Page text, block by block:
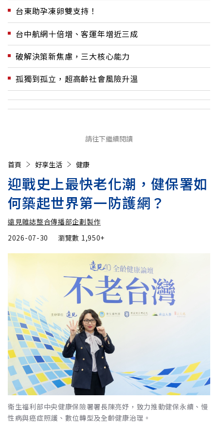
台東助孕凍卵雙支持！
台中航網十倍增、客運年增近三成
破解決策新焦慮，三大核心能力
孤獨到孤立，超高齡社會風險升溫
請往下繼續閱讀
首頁 好享生活 健康
迎戰史上最快老化潮，健保署如
何築起世界第一防護網？
遠見雜誌整合傳播部企劃製作
2026-07-30
瀏覽數 1,950+
衛生福利部中央健康保險署署長陳亮妤，致力推動健保永續、慢
性病與癌症照護、數位轉型及全齡健康治理。